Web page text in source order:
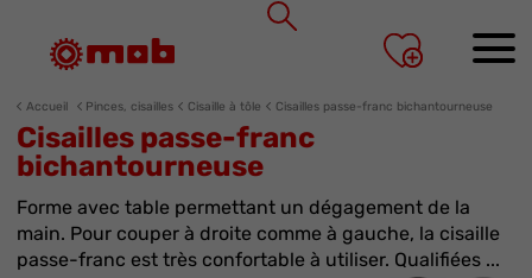
Accueil Pinces, cisailles Cisaille à tôle Cisailles passe-franc bichantourneuse
Cisailles passe-franc
bichantourneuse
Forme avec table permettant un dégagement de la
main. Pour couper à droite comme à gauche, la cisaille
passe-franc est très confortable à utiliser. Qualifiées ...